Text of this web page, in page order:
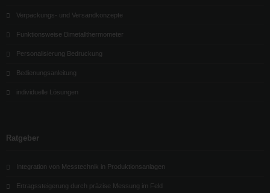
Verpackungs- und Versandkonzepte
Funktionsweise Bimetallthermometer
Personalisierung Bedruckung
Bedienungsanleitung
individuelle Lösungen
Ratgeber
Integration von Messtechnik in Produktionsanlagen
Ertragssteigerung durch präzise Messung im Feld